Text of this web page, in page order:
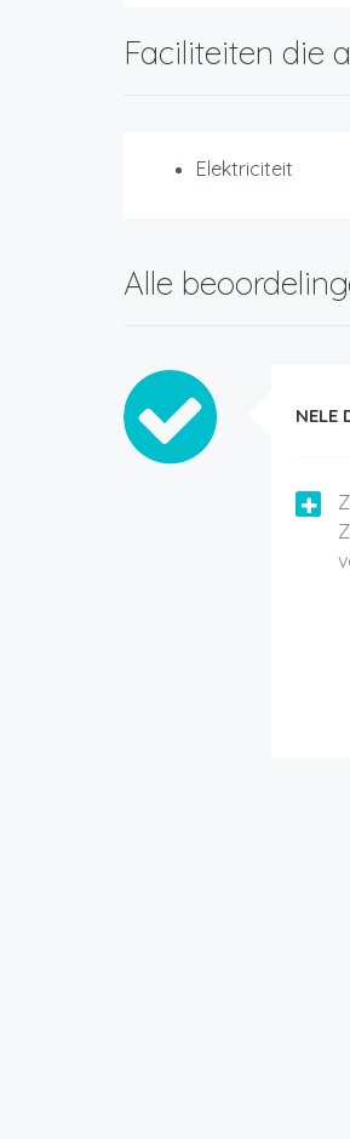
Faciliteiten die
Elektriciteit
Alle
NELE